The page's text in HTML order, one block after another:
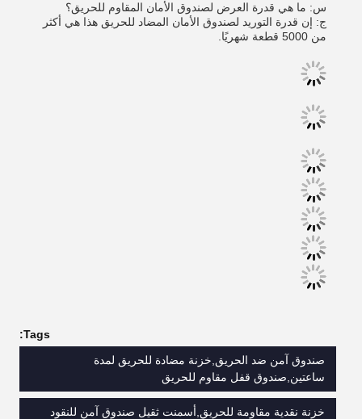
س: ما هي قدرة العرض لصندوق الأمان المقاوم للحريق؟
ج: إن قدرة التوريد لصندوق الأمان المضاد للحريق هذا هي أكثر
من 5000 قطعة شهريًا.
Tags:
صندوق آمن ضد الحريق,خزنة مضادة للحريق لمدة
ساعتين,صندوق قفل مقاوم للحريق
خزنة نقدية مقاومة للحريق,أسمنت ثقيل صندوق آمن للنقود